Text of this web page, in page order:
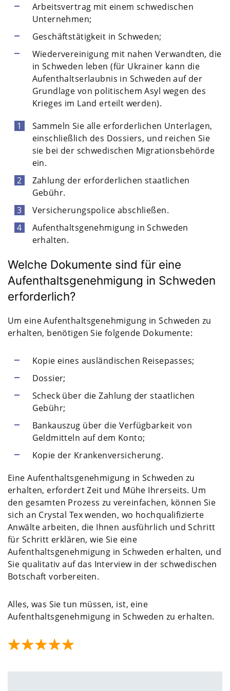
Arbeitsvertrag mit einem schwedischen
Unternehmen;
Geschäftstätigkeit in Schweden;
Wiedervereinigung mit nahen Verwandten, die
in Schweden leben (für Ukrainer kann die
Aufenthaltserlaubnis in Schweden auf der
Grundlage von politischem Asyl wegen des
Krieges im Land erteilt werden).
Sammeln Sie alle erforderlichen Unterlagen,
einschließlich des Dossiers, und reichen Sie
sie bei der schwedischen Migrationsbehörde
ein.
Zahlung der erforderlichen staatlichen
Gebühr.
Versicherungspolice abschließen.
Aufenthaltsgenehmigung in Schweden
erhalten.
Welche Dokumente sind für eine
Aufenthaltsgenehmigung in Schweden
erforderlich?
Um eine Aufenthaltsgenehmigung in Schweden zu
erhalten, benötigen Sie folgende Dokumente:
Kopie eines ausländischen Reisepasses;
Dossier;
Scheck über die Zahlung der staatlichen
Gebühr;
Bankauszug über die Verfügbarkeit von
Geldmitteln auf dem Konto;
Kopie der Krankenversicherung.
Eine Aufenthaltsgenehmigung in Schweden zu
erhalten, erfordert Zeit und Mühe Ihrerseits. Um
den gesamten Prozess zu vereinfachen, können Sie
sich an Crystal Tex wenden, wo hochqualifizierte
Anwälte arbeiten, die Ihnen ausführlich und Schritt
für Schritt erklären, wie Sie eine
Aufenthaltsgenehmigung in Schweden erhalten, und
Sie qualitativ auf das Interview in der schwedischen
Botschaft vorbereiten.
Alles, was Sie tun müssen, ist, eine
Aufenthaltsgenehmigung in Schweden zu erhalten.